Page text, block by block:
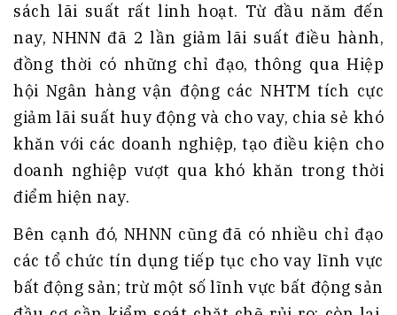
sách lãi suất rất linh hoạt. Từ đầu năm đến
nay, NHNN đã 2 lần giảm lãi suất điều hành,
đồng thời có những chỉ đạo, thông qua Hiệp
hội Ngân hàng vận động các NHTM tích cực
giảm lãi suất huy động và cho vay, chia sẻ khó
khăn với các doanh nghiệp, tạo điều kiện cho
doanh nghiệp vượt qua khó khăn trong thời
điểm hiện nay.
Bên cạnh đó, NHNN cũng đã có nhiều chỉ đạo
các tổ chức tín dụng tiếp tục cho vay lĩnh vực
bất động sản; trừ một số lĩnh vực bất động sản